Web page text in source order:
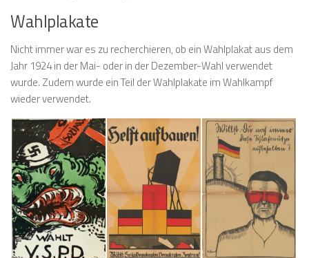
Wahlplakate
Nicht immer war es zu recherchieren, ob ein Wahlplakat aus dem
Jahr 1924 in der Mai- oder in der Dezember-Wahl verwendet
wurde. Zudem wurde ein Teil der Wahlplakate im Wahlkampf
wieder verwendet.